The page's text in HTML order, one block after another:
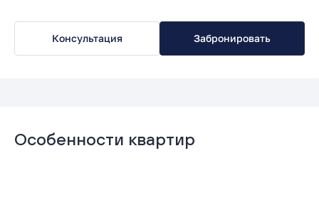
Консультация Забронировать
Особенности квартир